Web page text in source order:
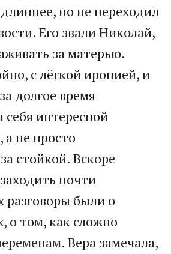
но не переходил
Его звали Николай,
за матерью.
с лёгкой иронией, и
долгое время
себя интересной
а не просто
стойкой. Вскоре
почти
разговоры были о
о том, как сложно
Вера замечала,